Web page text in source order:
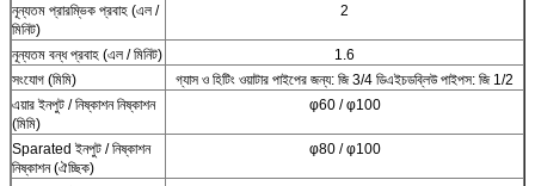
নূন্যতম প্রারম্ভিক প্রবাহ (এল /
মিনিট)
2
নূন্যতম বন্ধ প্রবাহ (এল / মিনিট)
1.6
সংযোগ (মিমি)
গ্যাস ও হিটিং ওয়াটার পাইপের জন্য: জি 3/4 ডিএইচডব্লিউ পাইপস: জি 1/2
এয়ার ইনপুট / নিষ্কাশন নিষ্কাশন
(মিমি)
φ60 / φ100
Sparated ইনপুট / নিষ্কাশন
নিষ্কাশন (ঐচ্ছিক)
φ80 / φ100